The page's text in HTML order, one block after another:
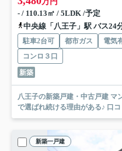
- / 110.13㎡ / 5LDK /予定
中央線「八王子」駅 バス24
駐車2台可 都市ガス 電気
コンロ３口
新築
八王子の新築戸建・中古戸建 マン
で選ばれ続ける理由がある♪ 口
新築一戸建